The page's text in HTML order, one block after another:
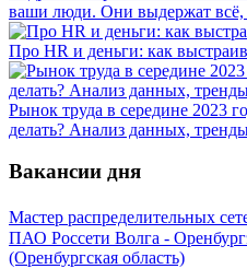
ваши люди. Они выдержат всё,
Про HR и деньги: как
Рынок труда в середине 2023
делать? Анализ данных,
Вакансии дня
Мастер распределительных
ПАО Россети Волга -
(Оренбургская область)